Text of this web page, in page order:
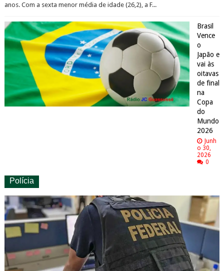
anos. Com a sexta menor média de idade (26,2), a F...
Brasil
Vence
o
Japão e
vai às
oitavas
de final
na
Copa
do
Mundo
2026
Junh
o 30,
2026
0
Polícia